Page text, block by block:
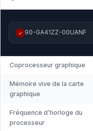
✓ 90-GA41ZZ-00UANF
Coprocesseur graphique
Mémoire vive de la carte
graphique
Fréquence d’horloge du
processeur